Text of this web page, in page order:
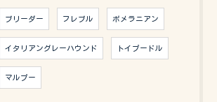
ブリーダー フレブル ポメラニアン
イタリアングレーハウンド トイプードル
マルプー